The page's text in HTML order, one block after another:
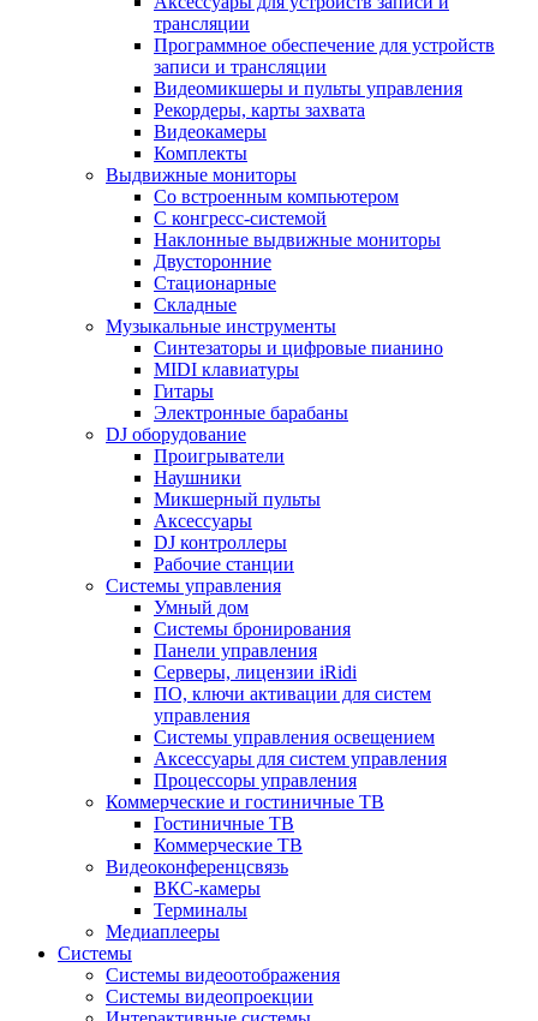
трансляции
Программное обеспечение для устройств
записи и трансляции
Видеомикшеры и пульты управления
Рекордеры, карты захвата
Видеокамеры
Комплекты
Выдвижные мониторы
Со встроенным компьютером
С конгресс-системой
Наклонные выдвижные мониторы
Двусторонние
Стационарные
Складные
Музыкальные инструменты
Синтезаторы и цифровые пианино
MIDI клавиатуры
Гитары
Электронные барабаны
DJ оборудование
Проигрыватели
Наушники
Микшерный пульты
Аксессуары
DJ контроллеры
Рабочие станции
Системы управления
Умный дом
Системы бронирования
Панели управления
Серверы, лицензии iRidi
ПО, ключи активации для систем
управления
Системы управления освещением
Аксессуары для систем управления
Процессоры управления
Коммерческие и гостиничные ТВ
Гостиничные ТВ
Коммерческие ТВ
Видеоконференцсвязь
ВКС-камеры
Терминалы
Медиаплееры
Системы
Системы видеоотображения
Системы видеопроекции